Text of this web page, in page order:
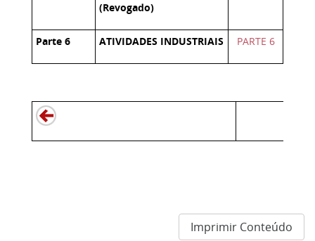
(Revogado)
Parte 6 ATIVIDADES INDUSTRIAIS PARTE 6
Imprimir Conteúdo